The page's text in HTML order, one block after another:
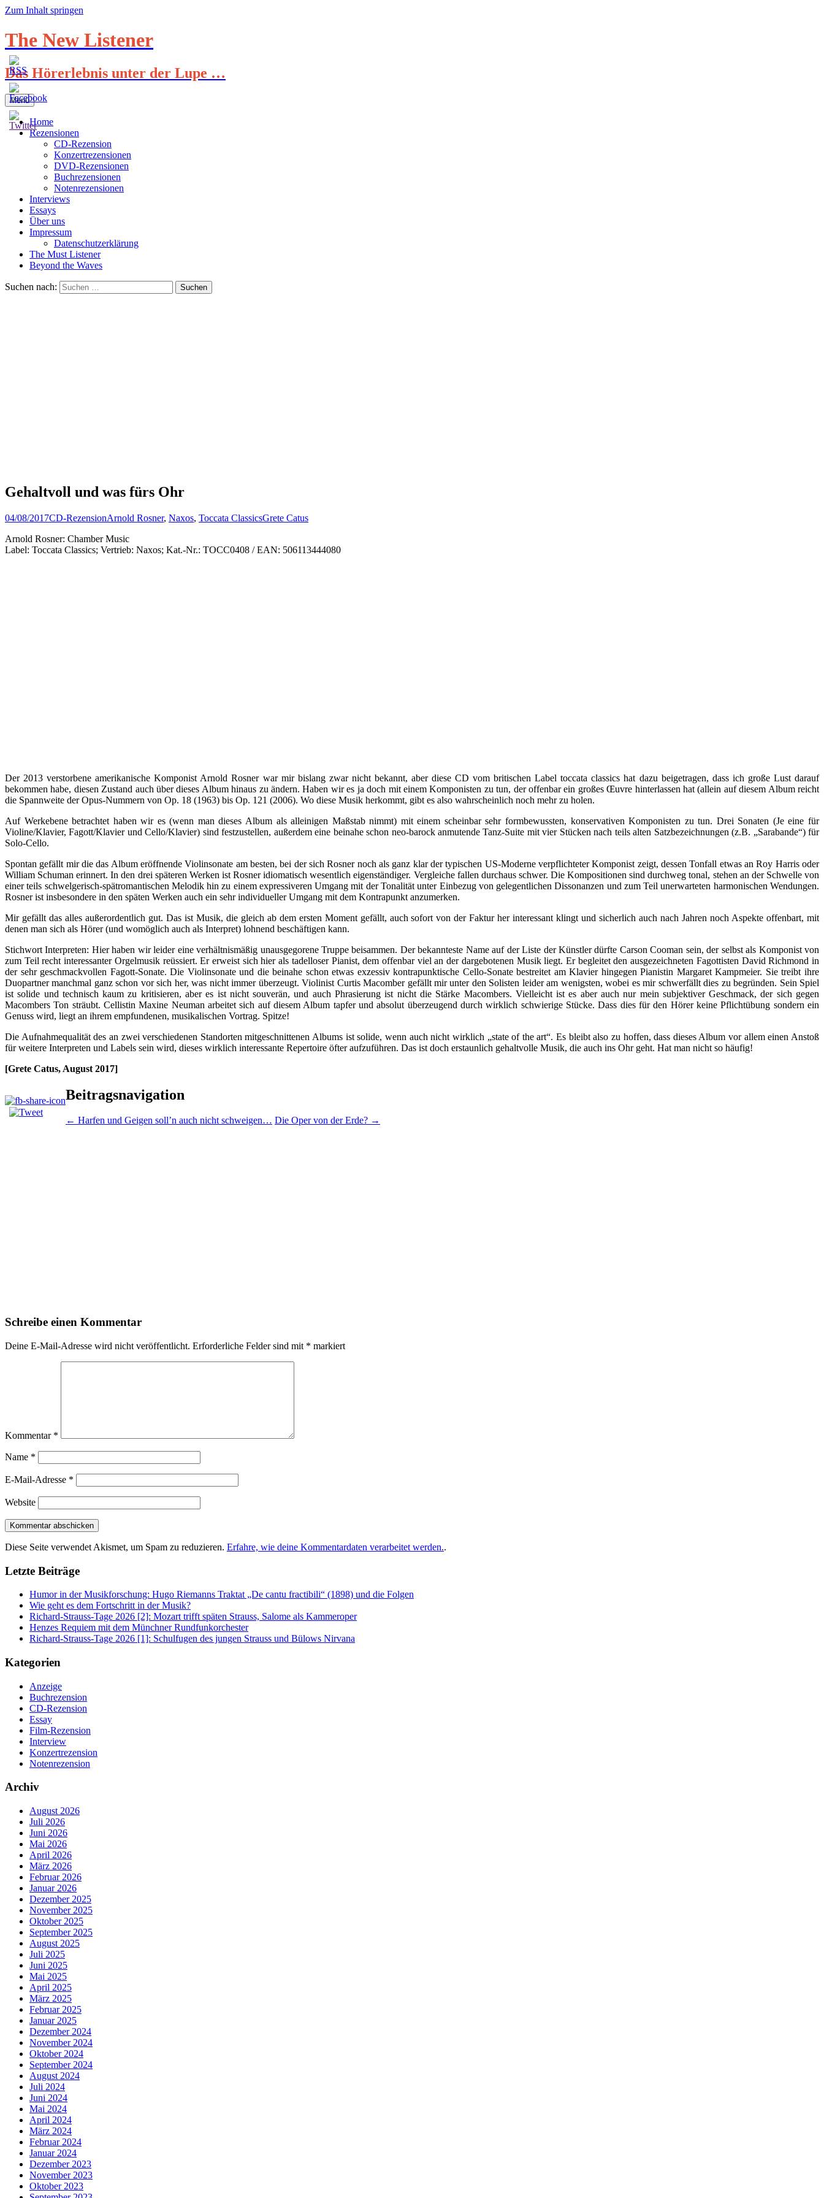
Zum Inhalt springen
The New Listener
Das Hörerlebnis unter der Lupe …
Menü
Home
Rezensionen
CD-Rezension
Konzertrezensionen
DVD-Rezensionen
Buchrezensionen
Notenrezensionen
Interviews
Essays
Über uns
Impressum
Datenschutzerklärung
The Must Listener
Beyond the Waves
Suchen nach:
Gehaltvoll und was fürs Ohr
04/08/2017CD-RezensionArnold Rosner, Naxos, Toccata ClassicsGrete Catus
Arnold Rosner: Chamber Music
Label: Toccata Classics; Vertrieb: Naxos; Kat.-Nr.: TOCC0408 / EAN: 506113444080
Der 2013 verstorbene amerikanische Komponist Arnold Rosner war mir bislang zwar nicht bekannt, aber diese CD vom britischen Label toccata classics hat dazu beigetragen, dass ich große Lust darauf
bekommen habe, diesen Zustand auch über dieses Album hinaus zu ändern. Haben wir es ja doch mit einem Komponisten zu tun, der offenbar ein großes Œuvre hinterlassen hat (allein auf diesem Album reicht
die Spannweite der Opus-Nummern von Op. 18 (1963) bis Op. 121 (2006). Wo diese Musik herkommt, gibt es also wahrscheinlich noch mehr zu holen.
Auf Werkebene betrachtet haben wir es (wenn man dieses Album als alleinigen Maßstab nimmt) mit einem scheinbar sehr formbewussten, konservativen Komponisten zu tun. Drei Sonaten (Je eine für
Violine/Klavier, Fagott/Klavier und Cello/Klavier) sind festzustellen, außerdem eine beinahe schon neo-barock anmutende Tanz-Suite mit vier Stücken nach teils alten Satzbezeichnungen (z.B. „Sarabande“) für
Solo-Cello.
Spontan gefällt mir die das Album eröffnende Violinsonate am besten, bei der sich Rosner noch als ganz klar der typischen US-Moderne verpflichteter Komponist zeigt, dessen Tonfall etwas an Roy Harris oder
William Schuman erinnert. In den drei späteren Werken ist Rosner idiomatisch wesentlich eigenständiger. Vergleiche fallen durchaus schwer. Die Kompositionen sind durchweg tonal, stehen an der Schwelle von
einer teils schwelgerisch-spätromantischen Melodik hin zu einem expressiveren Umgang mit der Tonalität unter Einbezug von gelegentlichen Dissonanzen und zum Teil unerwarteten harmonischen Wendungen.
Rosner ist insbesondere in den späten Werken auch ein sehr individueller Umgang mit dem Kontrapunkt anzumerken.
Mir gefällt das alles außerordentlich gut. Das ist Musik, die gleich ab dem ersten Moment gefällt, auch sofort von der Faktur her interessant klingt und sicherlich auch nach Jahren noch Aspekte offenbart, mit
denen man sich als Hörer (und womöglich auch als Interpret) lohnend beschäftigen kann.
Stichwort Interpreten: Hier haben wir leider eine verhältnismäßig unausgegorene Truppe beisammen. Der bekannteste Name auf der Liste der Künstler dürfte Carson Cooman sein, der selbst als Komponist von
zum Teil recht interessanter Orgelmusik reüssiert. Er erweist sich hier als tadelloser Pianist, dem offenbar viel an der dargebotenen Musik liegt. Er begleitet den ausgezeichneten Fagottisten David Richmond in
der sehr geschmackvollen Fagott-Sonate. Die Violinsonate und die beinahe schon etwas exzessiv kontrapunktische Cello-Sonate bestreitet am Klavier hingegen Pianistin Margaret Kampmeier. Sie treibt ihre
Duopartner manchmal ganz schon vor sich her, was nicht immer überzeugt. Violinist Curtis Macomber gefällt mir unter den Solisten leider am wenigsten, wobei es mir schwerfällt dies zu begründen. Sein Spiel
ist solide und technisch kaum zu kritisieren, aber es ist nicht souverän, und auch Phrasierung ist nicht die Stärke Macombers. Vielleicht ist es aber auch nur mein subjektiver Geschmack, der sich gegen
Macombers Ton sträubt. Cellistin Maxine Neuman arbeitet sich auf diesem Album tapfer und absolut überzeugend durch wirklich schwierige Stücke. Dass dies für den Hörer keine Pflichtübung sondern ein
Genuss wird, liegt an ihrem empfundenen, musikalischen Vortrag. Spitze!
Die Aufnahmequalität des an zwei verschiedenen Standorten mitgeschnittenen Albums ist solide, wenn auch nicht wirklich „state of the art“. Es bleibt also zu hoffen, dass dieses Album vor allem einen Anstoß
für weitere Interpreten und Labels sein wird, dieses wirklich interessante Repertoire öfter aufzuführen. Das ist doch erstaunlich gehaltvolle Musik, die auch ins Ohr geht. Hat man nicht so häufig!
[Grete Catus, August 2017]
Beitragsnavigation
← Harfen und Geigen soll’n auch nicht schweigen… Die Oper von der Erde? →
Schreibe einen Kommentar
Deine E-Mail-Adresse wird nicht veröffentlicht. Erforderliche Felder sind mit * markiert
Kommentar *
Name *
E-Mail-Adresse *
Website
Diese Seite verwendet Akismet, um Spam zu reduzieren. Erfahre, wie deine Kommentardaten verarbeitet werden..
Letzte Beiträge
Humor in der Musikforschung: Hugo Riemanns Traktat „De cantu fractibili“ (1898) und die Folgen
Wie geht es dem Fortschritt in der Musik?
Richard-Strauss-Tage 2026 [2]: Mozart trifft späten Strauss, Salome als Kammeroper
Henzes Requiem mit dem Münchner Rundfunkorchester
Richard-Strauss-Tage 2026 [1]: Schulfugen des jungen Strauss und Bülows Nirvana
Kategorien
Anzeige
Buchrezension
CD-Rezension
Essay
Film-Rezension
Interview
Konzertrezension
Notenrezension
Archiv
August 2026
Juli 2026
Juni 2026
Mai 2026
April 2026
März 2026
Februar 2026
Januar 2026
Dezember 2025
November 2025
Oktober 2025
September 2025
August 2025
Juli 2025
Juni 2025
Mai 2025
April 2025
März 2025
Februar 2025
Januar 2025
Dezember 2024
November 2024
Oktober 2024
September 2024
August 2024
Juli 2024
Juni 2024
Mai 2024
April 2024
März 2024
Februar 2024
Januar 2024
Dezember 2023
November 2023
Oktober 2023